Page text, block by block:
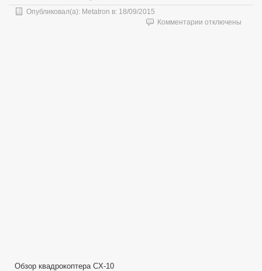
Опубликовал(а): Metatron в: 18/09/2015
Комментарии котключены
Обзор квадрокоптера CX-10